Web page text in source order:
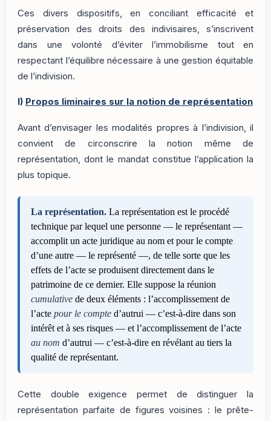
Ces divers dispositifs, en conciliant efficacité et
préservation des droits des indivisaires, s’inscrivent
dans une volonté d’éviter l’immobilisme tout en
respectant l’équilibre nécessaire à une gestion équitable
de l’indivision.
I) Propos liminaires sur la notion de représentation
Avant d’envisager les modalités propres à l’indivision, il
convient de circonscrire la notion même de
représentation, dont le mandat constitue l’application la
plus topique.
La représentation. La représentation est le procédé
technique par lequel une personne — le représentant —
accomplit un acte juridique au nom et pour le compte
d’une autre — le représenté —, de telle sorte que les
effets de l’acte se produisent directement dans le
patrimoine de ce dernier. Elle suppose la réunion
cumulative de deux éléments : l’accomplissement de
l’acte pour le compte d’autrui — c’est-à-dire dans son
intérêt et à ses risques — et l’accomplissement de l’acte
au nom d’autrui — c’est-à-dire en révélant au tiers la
qualité de représentant.
Cette double exigence permet de distinguer la
représentation parfaite de figures voisines : le prête-